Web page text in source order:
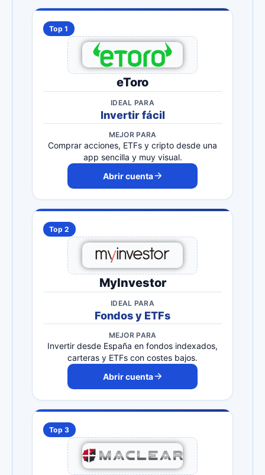
Top 1
eToro
IDEAL PARA
Invertir fácil
MEJOR PARA
Comprar acciones, ETFs y cripto desde una
app sencilla y muy visual.
Abrir cuenta
Top 2
MyInvestor
IDEAL PARA
Fondos y ETFs
MEJOR PARA
Invertir desde España en fondos indexados,
carteras y ETFs con costes bajos.
Abrir cuenta
Top 3